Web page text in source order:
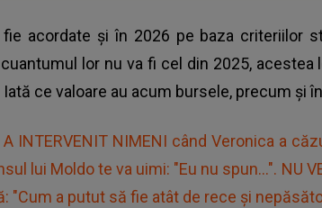
acordate și în 2026 pe baza criteriilor
lor nu va fi cel din 2025,
ce valoare au acum bursele, precum și
A INTERVENIT NIMENI când Veronica a
lui Moldo te va uimi: "Eu nu spun...". NU
"Cum a putut să fie atât de rece și